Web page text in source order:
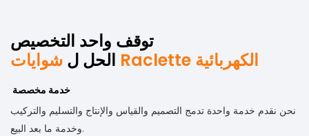
توقف واحد التخصيص
الحل ل
شوايات Raclette الكهربائية
خدمة مخصصة
نحن نقدم خدمة واحدة تدمج التصميم والقياس والإنتاج والتسليم والتركيب
وخدمة ما بعد البيع.